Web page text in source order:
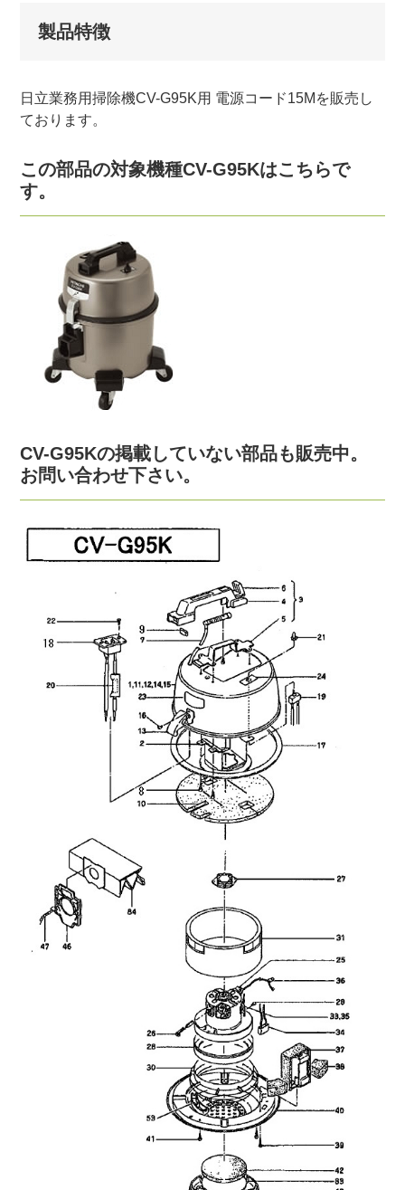
製品特徴
日立業務用掃除機CV-G95K用 電源コード15Mを販売し
ております。
この部品の対象機種CV-G95Kはこちらで
す。
CV-G95Kの掲載していない部品も販売中。
お問い合わせ下さい。